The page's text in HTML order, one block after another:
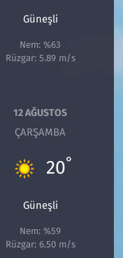
Güneşli
Nem: %63
Rüzgar: 5.89 m/s
12 AĞUSTOS
ÇARŞAMBA
20°
Güneşli
Nem: %59
Rüzgar: 6.50 m/s